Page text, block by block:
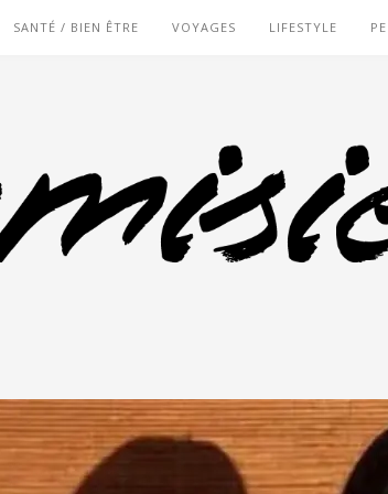
SANTÉ / BIEN ÊTRE VOYAGES LIFESTYLE